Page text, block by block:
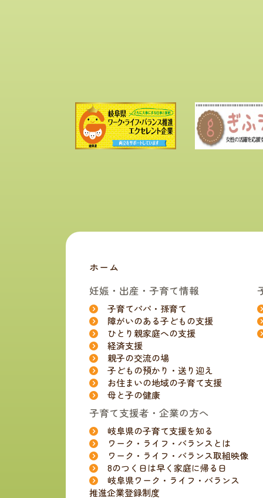
ホーム
妊娠・出産・子育て情報
子育てパパ・孫育て
障がいのある子どもの支援
ひとり親家庭への支援
経済支援
親子の交流の場
子どもの預かり・送り迎え
お住まいの地域の子育て支援
母と子の健康
子育て支援者・企業の方へ
岐阜県の子育て支援を知る
ワーク・ライフ・バランスとは
ワーク・ライフ・バランス取組映像
8のつく日は早く家庭に帰る日
岐阜県ワーク・ライフ・バランス
推進企業登録制度